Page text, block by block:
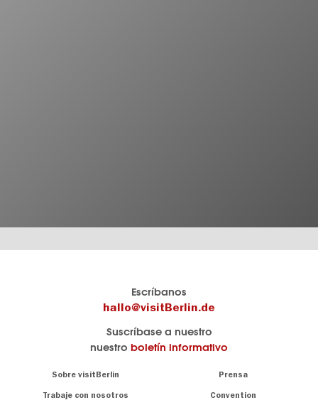
Escríbanos
hallo@visitBerlin.de
Suscríbase a nuestro
nuestro boletín informativo
Sobre visitBerlin Prensa
Trabaje con nosotros Convention
visitBerlin.de
Consejos